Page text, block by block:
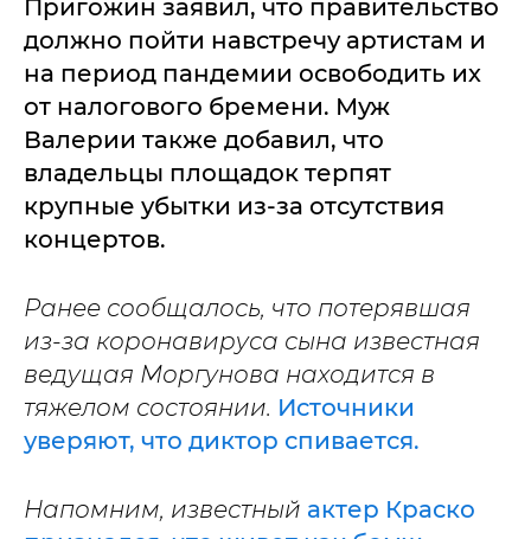
Пригожин заявил, что правительство
должно пойти навстречу артистам и
на период пандемии освободить их
от налогового бремени. Муж
Валерии также добавил, что
владельцы площадок терпят
крупные убытки из-за отсутствия
концертов.
Ранее сообщалось, что потерявшая
из-за коронавируса сына известная
ведущая Моргунова находится в
тяжелом состоянии. Источники
уверяют, что диктор спивается.
Напомним, известный актер Краско